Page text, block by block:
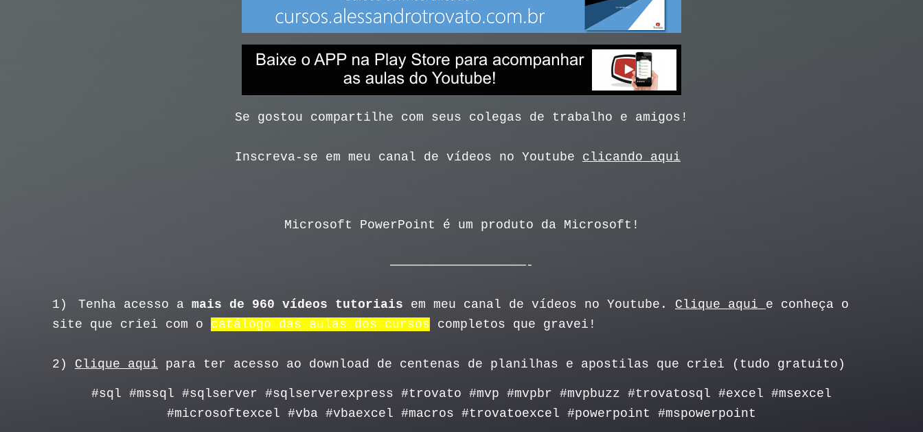
Se gostou compartilhe com seus colegas de trabalho e amigos!
Inscreva-se em meu canal de vídeos no Youtube clicando aqui
Microsoft PowerPoint é um produto da Microsoft!
——————————————————-
1) Tenha acesso a mais de 960 vídeos tutoriais em meu canal de vídeos no Youtube. Clique aqui e conheça o
site que criei com o catálogo das aulas dos cursos completos que gravei!
2) Clique aqui para ter acesso ao download de centenas de planilhas e apostilas que criei (tudo gratuito)
#sql #mssql #sqlserver #sqlserverexpress #trovato #mvp #mvpbr #mvpbuzz #trovatosql #excel #msexcel
#microsoftexcel #vba #vbaexcel #macros #trovatoexcel #powerpoint #mspowerpoint